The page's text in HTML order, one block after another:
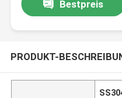
Bestpreis
PRODUKT-